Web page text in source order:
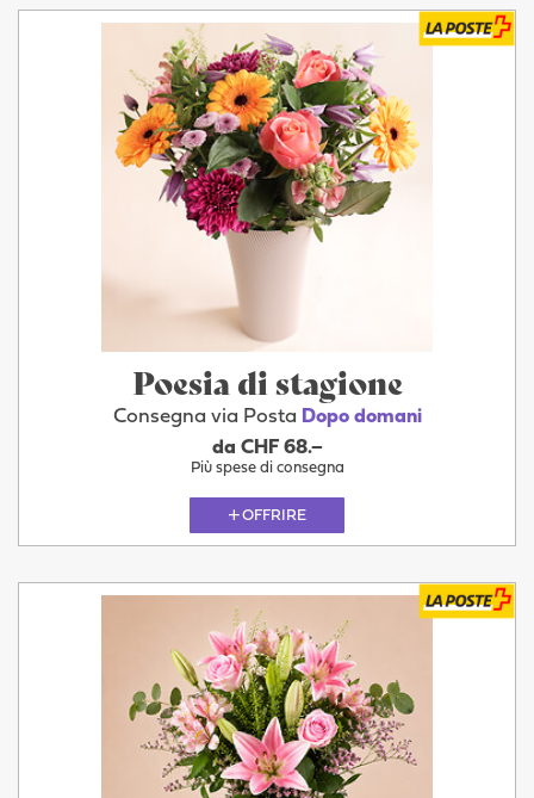
Poesia di stagione
Consegna via Posta Dopo domani
da CHF 68.–
Più spese di consegna
OFFRIRE